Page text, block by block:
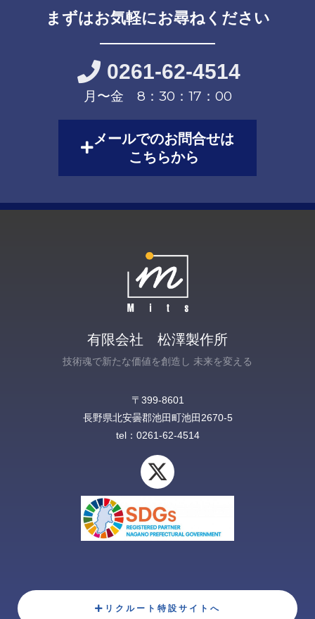
まずはお気軽にお尋ねください
0261-62-4514
月〜金 8：30：17：00
メールでのお問合せは
こちらから
有限会社 松澤製作所
技術魂で新たな価値を創造し 未来を変える
〒399-8601
長野県北安曇郡池田町池田2670-5‎
tel：0261-62-4514
X
-
t
w
i
t
e
リクルート特設サイトへ